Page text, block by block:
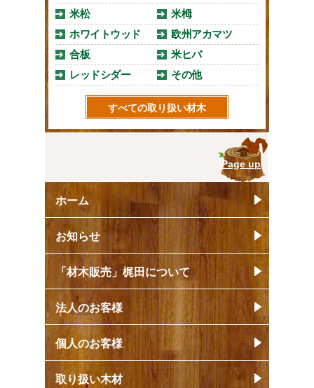
米松
米栂
ホワイトウッド
欧州アカマツ
合板
米ヒバ
レッドシダー
その他
すべての取り扱い材木
Page up
ホーム
お知らせ
「材木販売」梶田について
法人のお客様
個人のお客様
取り扱い木材